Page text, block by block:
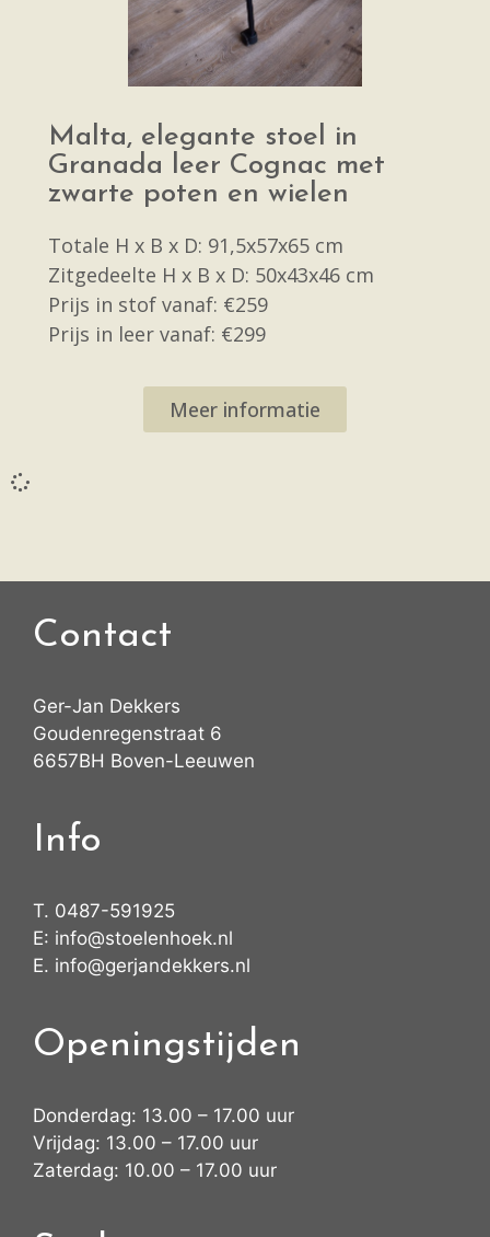
Malta, elegante stoel in
Granada leer Cognac met
zwarte poten en wielen
Totale H x B x D: 91,5x57x65 cm
Zitgedeelte H x B x D: 50x43x46 cm
Prijs in stof vanaf: €259
Prijs in leer vanaf: €299
Meer informatie
Contact
Ger-Jan Dekkers
Goudenregenstraat 6
6657BH Boven-Leeuwen
Info
T. 0487-591925
E: info@stoelenhoek.nl
E. info@gerjandekkers.nl
Openingstijden
Donderdag: 13.00 – 17.00 uur
Vrijdag: 13.00 – 17.00 uur
Zaterdag: 10.00 – 17.00 uur